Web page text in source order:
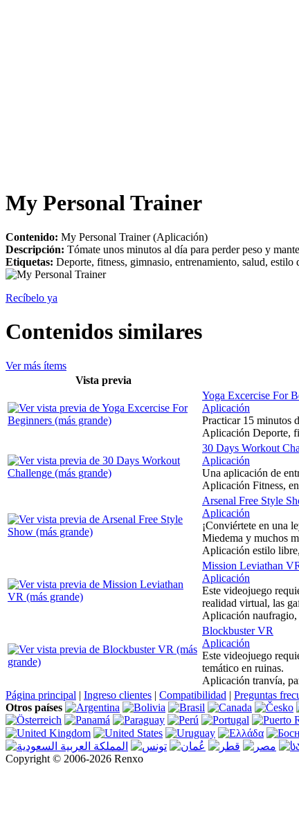
My Personal Trainer
Contenido: My Personal Trainer (Aplicación)
Descripción: Tómate unos minutos al día para perder peso y
Etiquetas: Deporte, fitness, gimnasio, entrenamiento, salud, estilo
Recíbelo ya
Contenidos similares
Ver más ítems
Vista previa
Yoga Excercise For
Aplicación
Practicar 15 minutos
Aplicación Deporte,
30 Days Workout
Aplicación
Una aplicación de
Aplicación Fitness,
Arsenal Free Style
Aplicación
¡Conviértete en una
Miedema y muchos
Aplicación estilo
Mission Leviathan
Aplicación
Este videojuego
realidad virtual, las
Aplicación naufragio,
Blockbuster VR
Aplicación
Este videojuego
temático en ruinas.
Aplicación tranvía,
Página principal | Ingreso clientes | Compatibilidad | Preguntas
Otros países
Copyright © 2006-2026 Renxo